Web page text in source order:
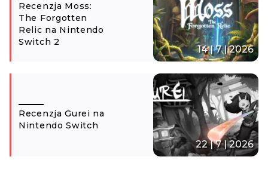
Recenzja Moss:
The Forgotten
Relic na Nintendo
Switch 2
14 | 7 | 2026
Recenzja Gurei na
Nintendo Switch
22 | 7 | 2026